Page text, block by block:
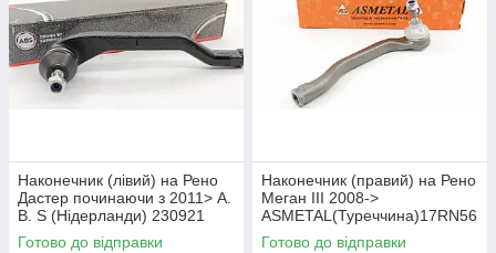
Наконечник (лівий) на Рено
Дастер починаючи з 2011> A.
B. S (Нідерланди) 230921
Готово до відправки
Наконечник (правий) на Рено
Меган III 2008->
ASMETAL(Туреччина)17RN56
11
Готово до відправки